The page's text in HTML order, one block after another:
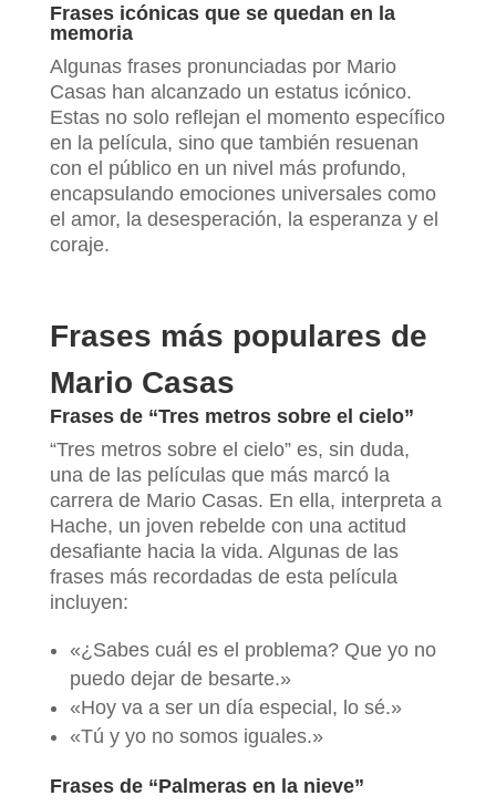
Frases icónicas que se quedan en la
memoria
Algunas frases pronunciadas por Mario
Casas han alcanzado un estatus icónico.
Estas no solo reflejan el momento específico
en la película, sino que también resuenan
con el público en un nivel más profundo,
encapsulando emociones universales como
el amor, la desesperación, la esperanza y el
coraje.
Frases más populares de
Mario Casas
Frases de “Tres metros sobre el cielo”
“Tres metros sobre el cielo” es, sin duda,
una de las películas que más marcó la
carrera de Mario Casas. En ella, interpreta a
Hache, un joven rebelde con una actitud
desafiante hacia la vida. Algunas de las
frases más recordadas de esta película
incluyen:
«¿Sabes cuál es el problema? Que yo no
puedo dejar de besarte.»
«Hoy va a ser un día especial, lo sé.»
«Tú y yo no somos iguales.»
Frases de “Palmeras en la nieve”